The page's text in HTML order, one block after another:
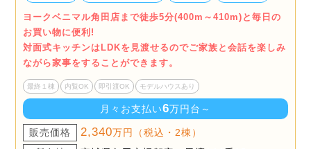
ヨークベニマル角田店まで徒歩5分(400m～410m)と毎日の
お買い物に便利!
対面式キッチンはLDKを見渡せるのでご家族と会話を楽しみ
ながら家事をすることができます。
最終１棟 内覧OK 即引渡OK モデルハウスあり
月々お支払い6万円台～
販売価格 2,340万円（税込・2棟）